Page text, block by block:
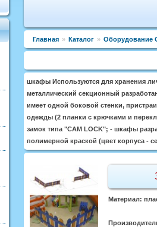
Главная » Каталог » Оборудование
шкафы Используются для хранения
металлический секционный
имеет одной боковой стенки,
одежды (2 планки с крючками и
замок типа "САМ LOCK"; - шкафы
полимерной краской (цвет корпуса -
Материал: